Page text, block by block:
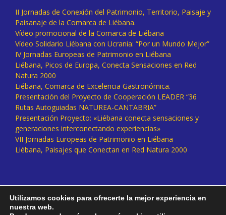
II Jornadas de Conexión del Patrimonio, Territorio, Paisaje y
Paisanaje de la Comarca de Liébana.
Vídeo promocional de la Comarca de Liébana
Vídeo Solidario Liébana con Ucrania: “Por un Mundo Mejor”
IV Jornadas Europeas de Patrimonio en Liébana
Liébana, Picos de Europa, Conecta Sensaciones en Red
Natura 2000
Liébana, Comarca de Excelencia Gastronómica.
Presentación del Proyecto de Cooperación LEADER “36
Rutas Autoguiadas NATUREA-CANTABRIA”
Presentación Proyecto: «Liébana conecta sensaciones y
generaciones interconectando experiencias»
VII Jornadas Europeas de Patrimonio en Liébana
Liébana, Paisajes que Conectan en Red Natura 2000
Utilizamos cookies para ofrecerte la mejor experiencia en
nuestra web.